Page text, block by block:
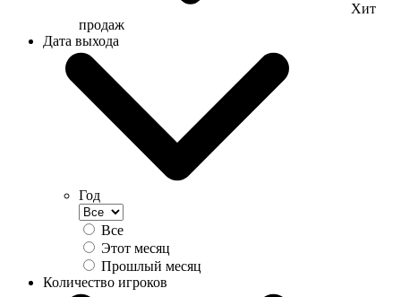
Хит
продаж
Дата выхода
Год
Все
Этот месяц
Прошлый месяц
Количество игроков